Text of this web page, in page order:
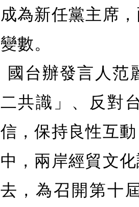
成為新任黨主席
變數。
國台辦發言人范
二共識」、反對
信，保持良性互
中，兩岸經貿文化
去，為召開第十